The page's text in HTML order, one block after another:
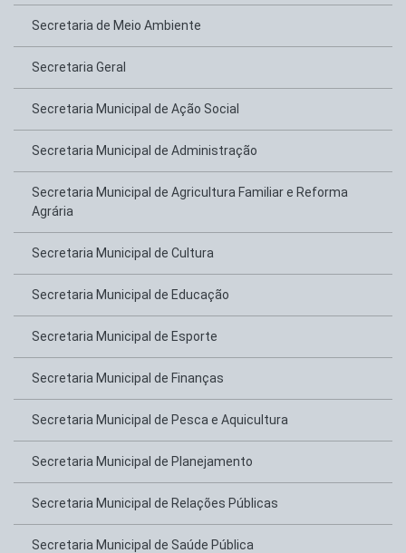
Secretaria de Meio Ambiente
Secretaria Geral
Secretaria Municipal de Ação Social
Secretaria Municipal de Administração
Secretaria Municipal de Agricultura Familiar e Reforma
Agrária
Secretaria Municipal de Cultura
Secretaria Municipal de Educação
Secretaria Municipal de Esporte
Secretaria Municipal de Finanças
Secretaria Municipal de Pesca e Aquicultura
Secretaria Municipal de Planejamento
Secretaria Municipal de Relações Públicas
Secretaria Municipal de Saúde Pública